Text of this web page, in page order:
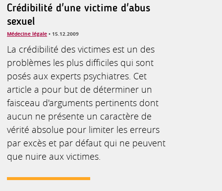
Crédibilité d'une victime d'abus
sexuel
Médecine légale • 15.12.2009
La crédibilité des victimes est un des
problèmes les plus difficiles qui sont
posés aux experts psychiatres. Cet
article a pour but de déterminer un
faisceau d'arguments pertinents dont
aucun ne présente un caractère de
vérité absolue pour limiter les erreurs
par excès et par défaut qui ne peuvent
que nuire aux victimes.